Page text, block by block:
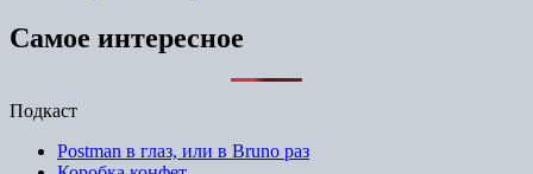
Самое интересное
Подкаст
Postman в глаз, или в Bruno раз